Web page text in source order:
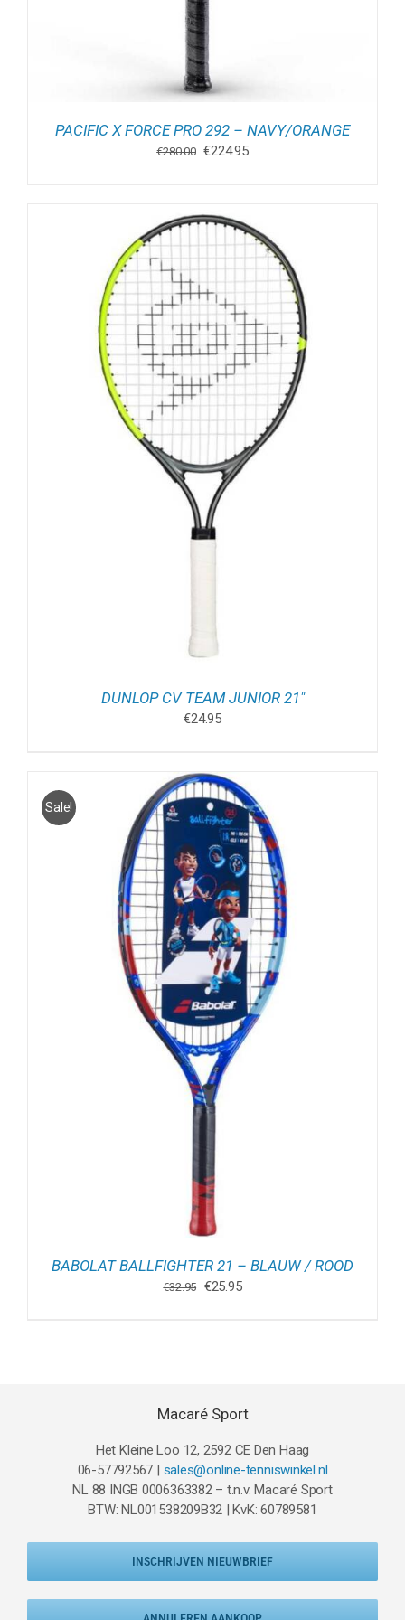
PACIFIC X FORCE PRO 292 – NAVY/ORANGE
€280.00 Oorspronkelijke
€224.95Huidige
DUNLOP CV TEAM JUNIOR 21″
€24.95
Sale!
BABOLAT BALLFIGHTER 21 – BLAUW / ROOD
€32.95 Oorspronkelijke
€25.95Huidige
Macaré Sport
Het Kleine Loo 12, 2592 CE Den Haag
06-57792567 | sales@online-tenniswinkel.nl
NL 88 INGB 0006363382 – t.n.v. Macaré Sport
BTW: NL001538209B32 | KvK: 60789581
INSCHRIJVEN NIEUWBRIEF